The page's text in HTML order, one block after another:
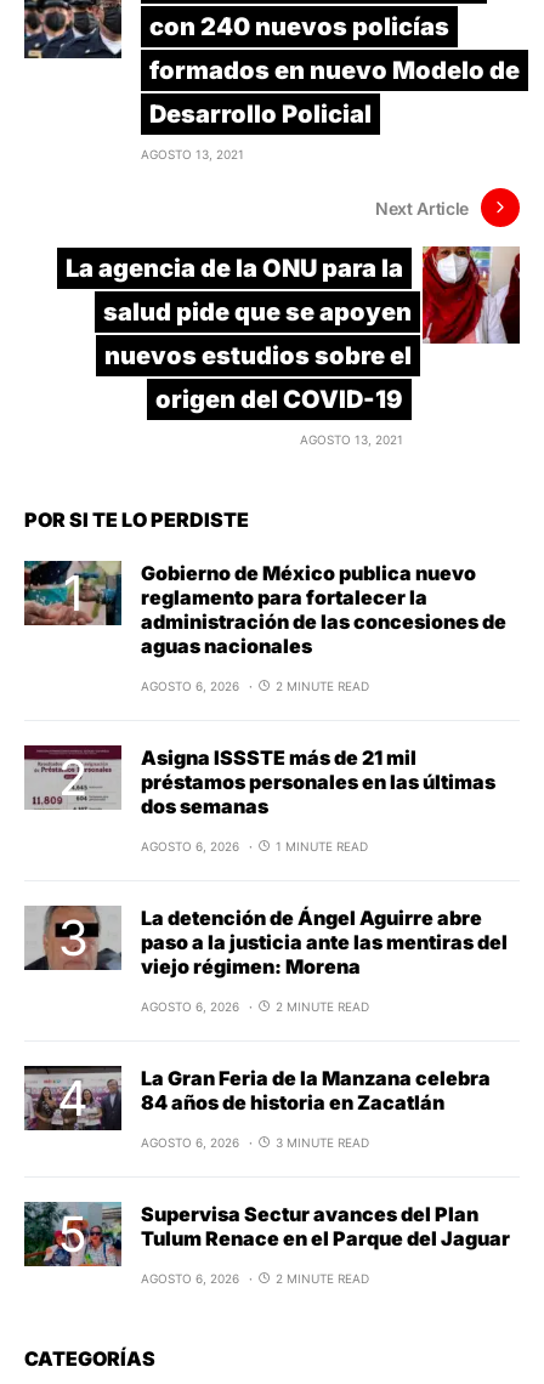
con 240 nuevos policías
formados en nuevo Modelo de
Desarrollo Policial
AGOSTO 13, 2021
Next Article
La agencia de la ONU para la
salud pide que se apoyen
nuevos estudios sobre el
origen del COVID-19
AGOSTO 13, 2021
POR SI TE LO PERDISTE
Gobierno de México publica nuevo
reglamento para fortalecer la
administración de las concesiones de
aguas nacionales
AGOSTO 6, 2026 2 MINUTE READ
Asigna ISSSTE más de 21 mil
préstamos personales en las últimas
dos semanas
AGOSTO 6, 2026 1 MINUTE READ
La detención de Ángel Aguirre abre
paso a la justicia ante las mentiras del
viejo régimen: Morena
AGOSTO 6, 2026 2 MINUTE READ
La Gran Feria de la Manzana celebra
84 años de historia en Zacatlán
AGOSTO 6, 2026 3 MINUTE READ
Supervisa Sectur avances del Plan
Tulum Renace en el Parque del Jaguar
AGOSTO 6, 2026 2 MINUTE READ
CATEGORÍAS